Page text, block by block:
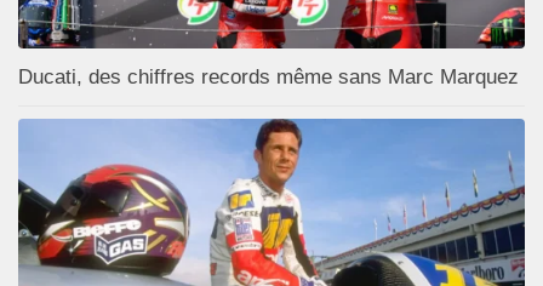
Ducati, des chiffres records même sans Marc Marquez